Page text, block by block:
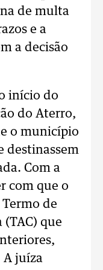
de multa
e a
a decisão
início do
do Aterro,
o município
destinassem
Com a
com que o
de
que
A juíza